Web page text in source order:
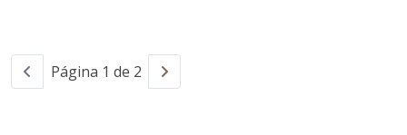
Página 1 de 2